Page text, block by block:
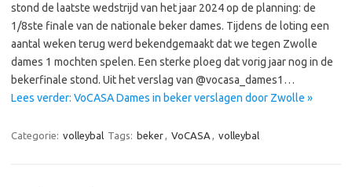
stond de laatste wedstrijd van het jaar 2024 op de planning: de
1/8ste finale van de nationale beker dames. Tijdens de loting een
aantal weken terug werd bekendgemaakt dat we tegen Zwolle
dames 1 mochten spelen. Een sterke ploeg dat vorig jaar nog in de
bekerfinale stond. Uit het verslag van @vocasa_dames1…
Lees verder: VoCASA Dames in beker verslagen door Zwolle »
Categorie: volleybal Tags: beker, VoCASA , volleybal